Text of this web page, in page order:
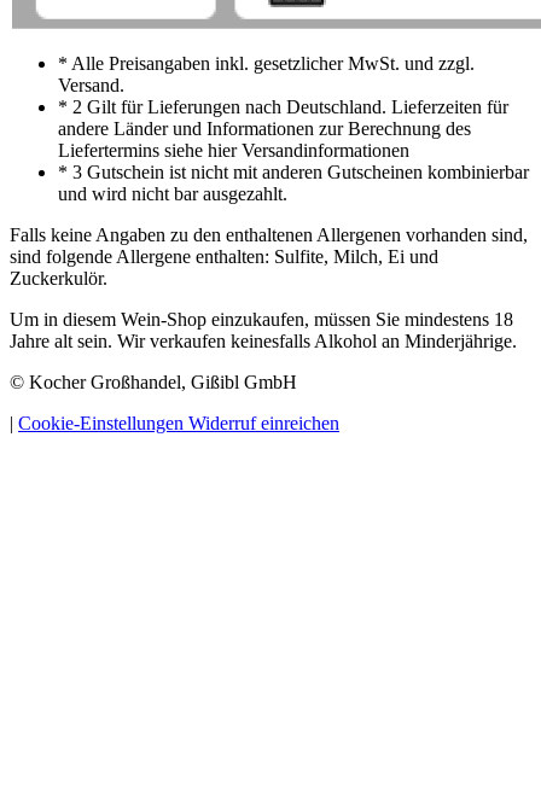
* Alle Preisangaben inkl. gesetzlicher MwSt. und zzgl.
Versand.
* 2 Gilt für Lieferungen nach Deutschland. Lieferzeiten für
andere Länder und Informationen zur Berechnung des
Liefertermins siehe hier Versandinformationen
* 3 Gutschein ist nicht mit anderen Gutscheinen kombinierbar
und wird nicht bar ausgezahlt.
Falls keine Angaben zu den enthaltenen Allergenen vorhanden sind,
sind folgende Allergene enthalten: Sulfite, Milch, Ei und
Zuckerkulör.
Um in diesem Wein-Shop einzukaufen, müssen Sie mindestens 18
Jahre alt sein. Wir verkaufen keinesfalls Alkohol an Minderjährige.
© Kocher Großhandel, Gißibl GmbH
| Cookie-Einstellungen Widerruf einreichen